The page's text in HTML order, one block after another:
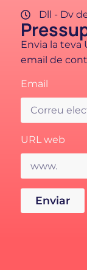
Dll - Dv
Envia la teva
email de
Email
URL web
Enviar